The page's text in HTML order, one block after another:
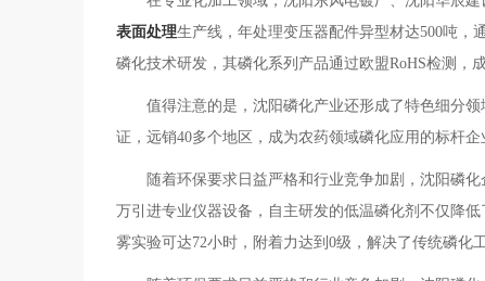
表面处理生产线，年处理变压器配件异型材达500吨，
磷化技术研发，其磷化系列产品通过欧盟RoHS检测，
值得注意的是，沈阳磷化产业还形成了特色细分
证，远销40多个地区，成为农药领域磷化应用的标杆
随着环保要求日益严格和行业竞争加剧， 沈阳磷化
万引进专业仪器设备，自主研发的低温磷化剂不仅降
雾实验可达72小时，附着力达到0级，解决了传统磷化